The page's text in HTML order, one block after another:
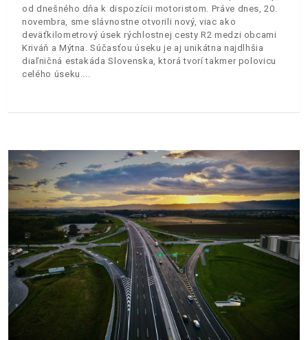
od dnešného dňa k dispozícii motoristom. Práve dnes, 20.
novembra, sme slávnostne otvorili nový, viac ako
deväťkilometrový úsek rýchlostnej cesty R2 medzi obcami
Kriváň a Mýtna. Súčasťou úseku je aj unikátna najdlhšia
diaľničná estakáda Slovenska, ktorá tvorí takmer polovicu
celého úseku.